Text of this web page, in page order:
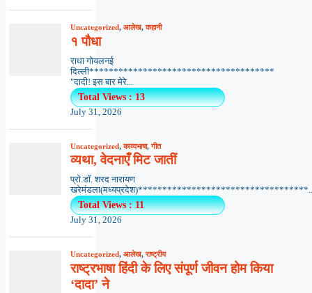
Uncategorized, आलेख,कहानी
१ पौधा
राधा गोयलनई
दिल्ली**************************************
"दादी! इस बार मेरे...
Total Views : 13
July 31, 2026
Uncategorized,काव्यभाषा,गीत
व्यथा, वेदनाएँ मिट जातीं
प्रो.डॉ. शरद नारायण
Total Views : 11
July 31, 2026
Uncategorized, आलेख,राष्ट्रीय
राष्ट्रभाषा हिंदी के लिए संपूर्ण जीवन होम किया
‘दादा’ ने